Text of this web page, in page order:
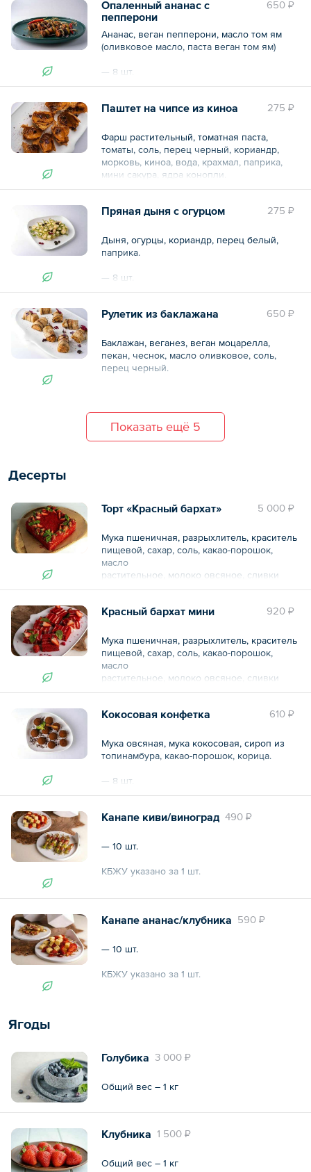
КБЖУ указано за 1 шт.
Общий вес – 250 г
650 ₽
Опаленный ананас с
пепперони
Ананас, веган пепперони, масло том ям
(оливковое масло, паста веган том ям)
— 8 шт.
275 ₽
Паштет на чипсе из киноа
Фарш растительный, томатная паста,
томаты, соль, перец черный, кориандр,
морковь, киноа, вода, крахмал, паприка,
мини сакура, ядра конопли.
275 ₽
Пряная дыня с огурцом
Дыня, огурцы, кориандр, перец белый,
паприка.
— 8 шт.
650 ₽
Рулетик из баклажана
Баклажан, веганез, веган моцарелла,
пекан, чеснок, масло оливковое, соль,
перец черный.
Общий вес – 192 г
Показать ещё 5
Десерты
5 000 ₽
Торт «Красный бархат»
Мука пшеничная, разрыхлитель, краситель
пищевой, сахар, соль, какао-порошок,
масло
растительное, молоко овсяное, сливки
кокосовые, тофу, вода, клубника.
Общий вес – 1.5 кг
920 ₽
Красный бархат мини
Мука пшеничная, разрыхлитель, краситель
пищевой, сахар, соль, какао-порошок,
масло
растительное, молоко овсяное, сливки
кокосовые, тофу, вода
— 8 шт.
КБЖУ указано за 1 шт.
610 ₽
Кокосовая конфетка
Мука овсяная, мука кокосовая, сироп из
топинамбура, какао-порошок, корица.
— 8 шт.
490 ₽
Канапе киви/виноград
— 10 шт.
КБЖУ указано за 1 шт.
Общий вес – 300 г
590 ₽
Канапе ананас/клубника
— 10 шт.
КБЖУ указано за 1 шт.
Ягоды
3 000 ₽
Голубика
Общий вес – 1 кг
1 500 ₽
Клубника
Общий вес – 1 кг